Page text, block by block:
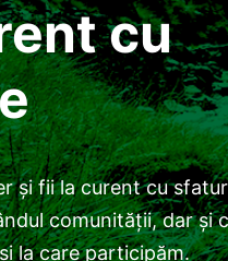
cu
și fii la curent cu
comunității, dar și
la care participăm.